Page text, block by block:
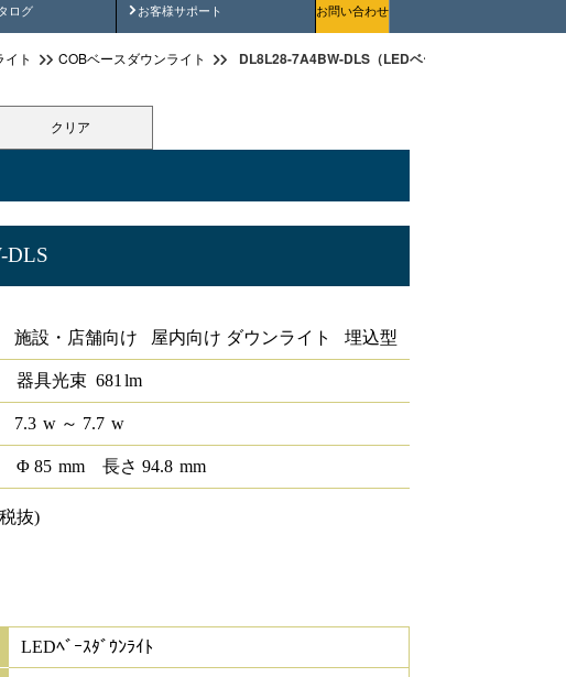
ログ お客様サポート
安全にご使用いただくためにお問い合わせ
ト COBベースダウンライト DL8L28-7A4BW-DLS（LEDベースダウンライトφ75
クリア
DLS
施設・店舗向け 屋内向け ダウンライト 埋込型
器具光束 681 lm
7.3 w ～ 7.7 w
Φ85 mm 長さ94.8 mm
抜)
LEDﾍﾞｰｽﾀﾞｳﾝﾗｲﾄ